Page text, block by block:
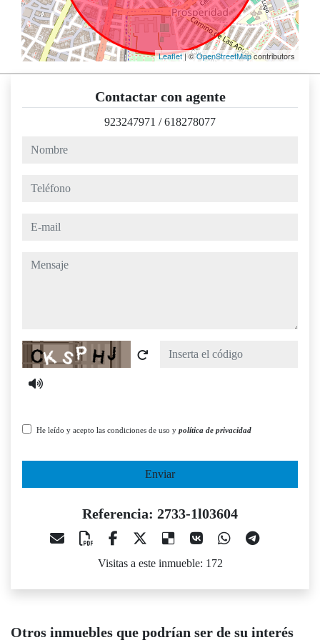
Leaflet| ©OpenStreetMapcontributors
Contactar con agente
923247971 /618278077
nombre
teléfono
e-mail
mensaje
Captcha
He leído y acepto las condiciones de uso y política de privacidad
Enviar
Referencia: 2733-1l03604
Visitas a este inmueble: 172
Otros inmuebles que podrían ser de su interés